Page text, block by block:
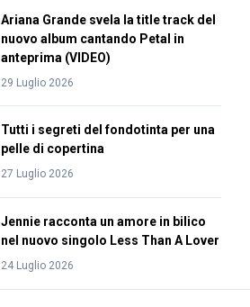
Ariana Grande svela la title track del
nuovo album cantando Petal in
anteprima (VIDEO)
29 Luglio 2026
Tutti i segreti del fondotinta per una
pelle di copertina
27 Luglio 2026
Jennie racconta un amore in bilico
nel nuovo singolo Less Than A Lover
24 Luglio 2026